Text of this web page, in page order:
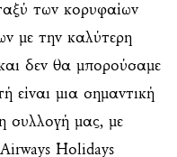
των κορυφαίων
με την καλύτερη
δεν θα μπορούσαμε
είναι μια σημαντική
συλλογή μας, με
Holidays